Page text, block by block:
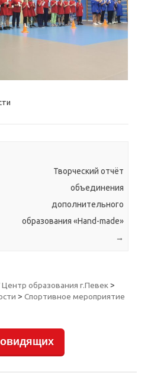
Творческий отчёт
объединения
дополнительного
образования «Hand-made»
→
образования г.Певек>
> Спортивное мероприятие